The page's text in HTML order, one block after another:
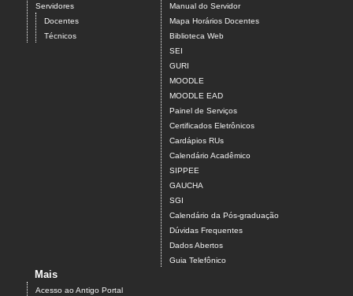
Servidores
Docentes
Técnicos
Manual do Servidor
Mapa Horários Docentes
Biblioteca Web
SEI
GURI
MOODLE
MOODLE EAD
Painel de Serviços
Certificados Eletrônicos
Cardápios RUs
Calendário Acadêmico
SIPPEE
GAUCHA
SGI
Calendário da Pós-graduação
Dúvidas Frequentes
Dados Abertos
Guia Telefônico
Mais
Acesso ao Antigo Portal